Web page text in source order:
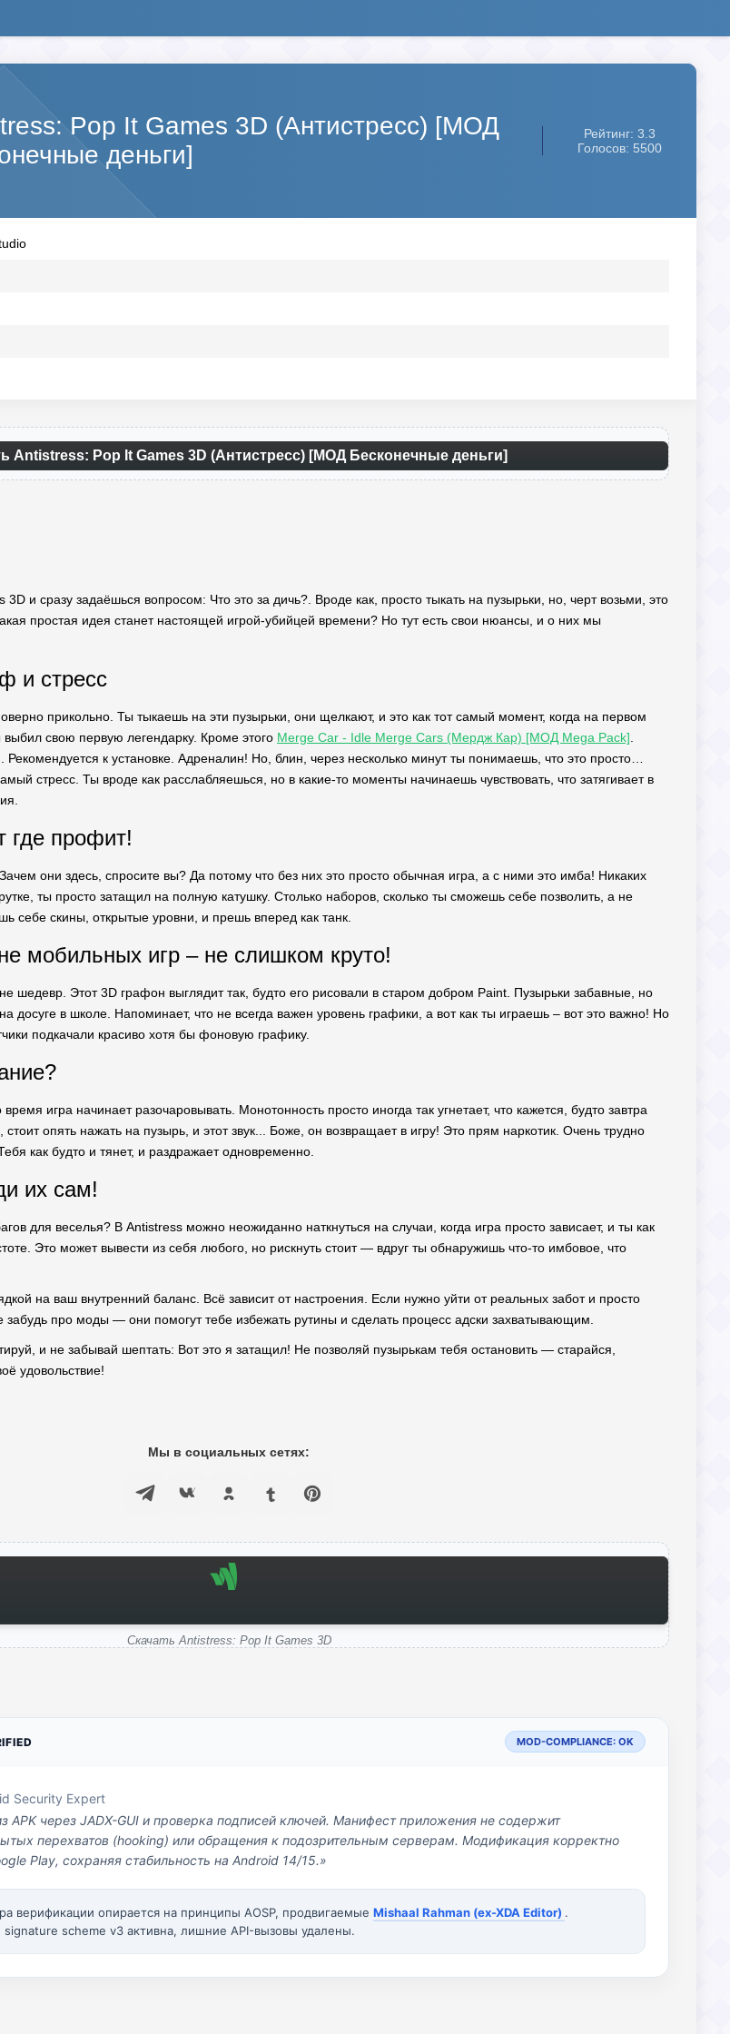
Pop It Games 3D (Антистресс) [МОД
деньги]
Рейтинг: 3.3
Голосов: 5500
Antistress: Pop It Games 3D (Антистресс) [МОД Бесконечные деньги]
и сразу задаёшься вопросом: Что это за дичь?. Вроде как, просто тыкать на пузырьки, но, черт возьми, это
простая идея станет настоящей игрой-убийцей времени? Но тут есть свои нюансы, и о них мы
и стресс
прикольно. Ты тыкаешь на эти пузырьки, они щелкают, и это как тот самый момент, когда на первом
свою первую легендарку. Кроме этого Merge Car - Idle Merge Cars (Мердж Кар) [МОД Mega Pack]
к установке. Адреналин! Но, блин, через несколько минут ты понимаешь, что это просто…
стресс. Ты вроде как расслабляешься, но в какие-то моменты начинаешь чувствовать, что затягивает в
где профит!
они здесь, спросите вы? Да потому что без них это просто обычная игра, а с ними это имба! Никаких
ты просто затащил на полную катушку. Столько наборов, сколько ты сможешь себе позволить, а не
себе скины, открытые уровни, и прешь вперед как танк.
мобильных игр – не слишком круто!
шедевр. Этот 3D графон выглядит так, будто его рисовали в старом добром Paint. Пузырьки забавные, но
досуге в школе. Напоминает, что не всегда важен уровень графики, а вот как ты играешь – вот это важно! Но
подкачали красиво хотя бы фоновую графику.
игра начинает разочаровывать. Монотонность просто иногда так угнетает, что кажется, будто завтра
опять нажать на пузырь, и этот звук... Боже, он возвращает в игру! Это прям наркотик. Очень трудно
как будто и тянет, и раздражает одновременно.
их сам!
для веселья? В Antistress можно неожиданно наткнуться на случаи, когда игра просто зависает, и ты как
Это может вывести из себя любого, но рискнуть стоит — вдруг ты обнаружишь что-то имбовое, что
на ваш внутренний баланс. Всё зависит от настроения. Если нужно уйти от реальных забот и просто
забудь про моды — они помогут тебе избежать рутины и сделать процесс адски захватывающим.
и не забывай шептать: Вот это я затащил! Не позволяй пузырькам тебя остановить — старайся,
удовольствие!
Мы в социальных сетях:
Скачать Antistress: Pop It Games 3D
MOD-COMPLIANCE: OK
Security Expert
APK через JADX-GUI и проверка подписей ключей. Манифест приложения не содержит
перехватов (hooking) или обращения к подозрительным серверам. Модификация корректно
Play, сохраняя стабильность на Android 14/15.»
верификации опирается на принципы AOSP, продвигаемые Mishaal Rahman (ex-XDA Editor) .
signature scheme v3 активна, лишние API-вызовы удалены.